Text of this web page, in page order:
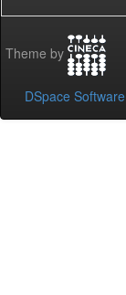
Theme by
DSpace Software